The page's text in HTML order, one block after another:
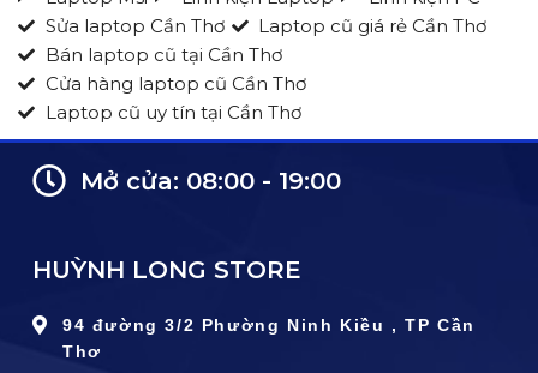
Sửa laptop Cần Thơ
Laptop cũ giá rẻ Cần Thơ
Bán laptop cũ tại Cần Thơ
Cửa hàng laptop cũ Cần Thơ
Laptop cũ uy tín tại Cần Thơ
Mở cửa: 08:00 - 19:00
HUỲNH LONG STORE
94 đường 3/2 Phường Ninh Kiều , TP Cần
Thơ